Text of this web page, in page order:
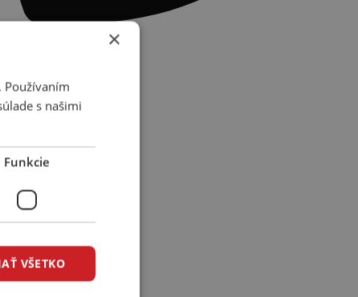
×
Používaním
s našimi
Funkcie
VŠETKO